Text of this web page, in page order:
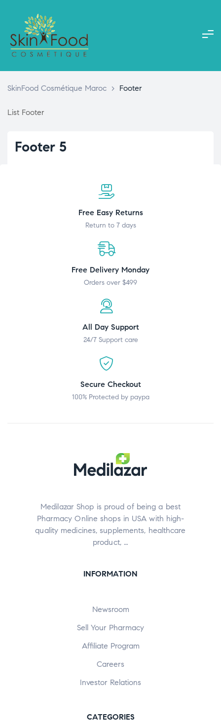
SkinFood Cosmétique Maroc > Footer
List Footer
Footer 5
Free Easy Returns
Return to 7 days
Free Delivery Monday
Orders over $499
All Day Support
24/7 Support care
Secure Checkout
100% Protected by paypa
Medilazar Shop is proud of being a best
Pharmacy Online shops in USA with high-
quality medicines, supplements, healthcare
product, …
INFORMATION
Newsroom
Sell Your Pharmacy
Affiliate Program
Careers
Investor Relations
CATEGORIES